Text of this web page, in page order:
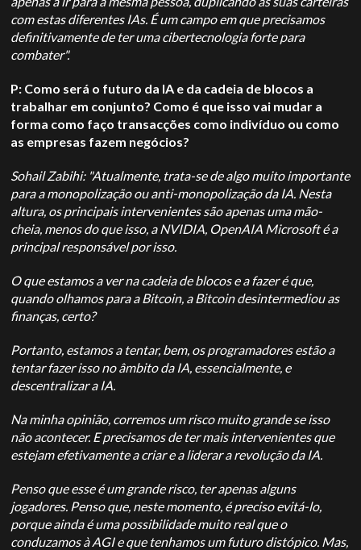
com estas diferentes IAs. É um campo em que precisamos
definitivamente de ter uma cibertecnologia forte para
combater".
P: Como será o futuro da IA e da cadeia de blocos a
trabalhar em conjunto? Como é que isso vai mudar a
forma como faço transacções como indivíduo ou como
as empresas fazem negócios?
Sohail Zabihi: "Atualmente, trata-se de algo muito importante
para a monopolização ou anti-monopolização da IA. Nesta
altura, os principais intervenientes são apenas uma mão-
cheia, menos do que isso, a NVIDIA, OpenAIA Microsoft é a
principal responsável por isso.
O que estamos a ver na cadeia de blocos e a fazer é que,
quando olhamos para a Bitcoin, a Bitcoin desintermediou as
finanças, certo?
Portanto, estamos a tentar, bem, os programadores estão a
tentar fazer isso no âmbito da IA, essencialmente, e
descentralizar a IA.
Na minha opinião, corremos um risco muito grande se isso
não acontecer. E precisamos de ter mais intervenientes que
estejam efetivamente a criar e a liderar a revolução da IA.
Penso que esse é um grande risco, ter apenas alguns
jogadores. Penso que, neste momento, é preciso evitá-lo,
porque ainda é uma possibilidade muito real que o
conduzamos à AGI e que tenhamos um futuro distópico. Mas,